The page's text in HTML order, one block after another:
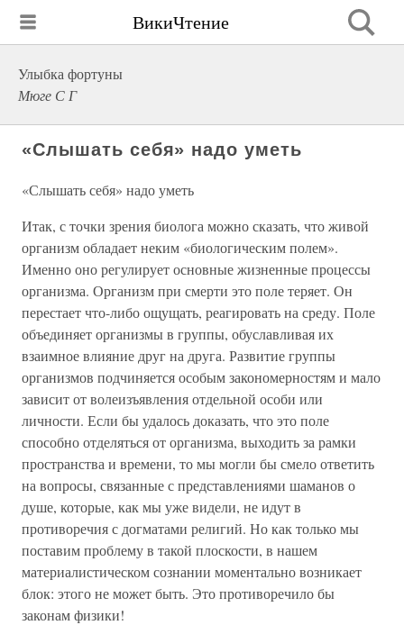
ВикиЧтение
Улыбка фортуны
Мюге С Г
«Слышать себя» надо уметь
«Слышать себя» надо уметь
Итак, с точки зрения биолога можно сказать, что живой
организм обладает неким «биологическим полем».
Именно оно регулирует основные жизненные процессы
организма. Организм при смерти это поле теряет. Он
перестает что-либо ощущать, реагировать на среду. Поле
объединяет организмы в группы, обуславливая их
взаимное влияние друг на друга. Развитие группы
организмов подчиняется особым закономерностям и мало
зависит от волеизъявления отдельной особи или
личности. Если бы удалось доказать, что это поле
способно отделяться от организма, выходить за рамки
пространства и времени, то мы могли бы смело ответить
на вопросы, связанные с представлениями шаманов о
душе, которые, как мы уже видели, не идут в
противоречия с догматами религий. Но как только мы
поставим проблему в такой плоскости, в нашем
материалистическом сознании моментально возникает
блок: этого не может быть. Это противоречило бы
законам физики!